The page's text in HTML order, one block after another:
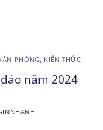
PHÒNG KIẾN THỨC
năm 2024